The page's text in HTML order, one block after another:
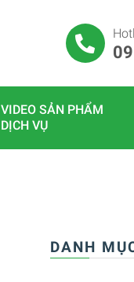
VIDEO SẢN PHẨM
DỊCH VỤ
DANH